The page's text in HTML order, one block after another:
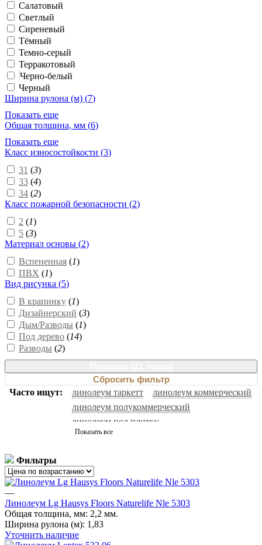
Салатовый
Светлый
Сиреневый
Тёмный
Темно-серый
Терракотовый
Черно-белый
Черный
Ширина рулона (м) (7)
Показать еще
Общая толщина, мм (6)
Показать еще
Класс износостойкости (3)
31 (3)
33 (4)
34 (2)
Класс пожарной безопасности (2)
2 (1)
5 (3)
Материал основы (2)
Вспененная (1)
ПВХ (1)
Вид рисунка (5)
В крапинку (1)
Дизайнерский (3)
Дым/Разводы (1)
Под дерево (14)
Разводы (2)
Сбросить фильтр
Часто ищут:
линолеум таркетт
линолеум коммерческий
линолеум полукоммерческий
линолеум под плитку
гомогенный линолеум
линолеум под ламинат
черный линолеум
белый линолеум
натуральный линолеум
линолеум бытовой
линолеум forbo
гетерогенный линолеум
линолеум ютекс
линолеум под дерево
линолеум таркетт идиллия нова
Показать все
Фильтры
—
Линолеум Lg Hausys Floors Naturelife Nle 5303
Общая толщина, мм: 2,2 мм.
Ширина рулона (м): 1,83
Уточнить наличие